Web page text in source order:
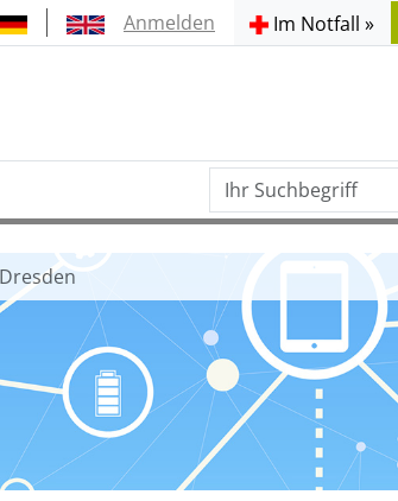
Anmelden Im Notfall »
Ihr
Suchbegriff
Erweiterte
Suche